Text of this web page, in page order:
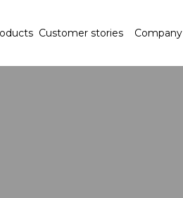
Customer stories Company